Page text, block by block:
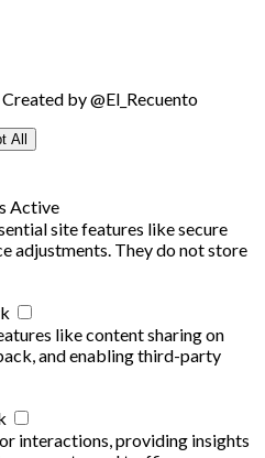
Created by @El_Recuento
All
Active
site features like secure
adjustments. They do not store
like content sharing on
and enabling third-party
interactions, providing insights